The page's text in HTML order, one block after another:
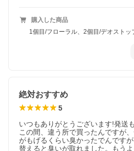
購入した商品
1個目/フローラル、2個目/デオストッ
絶対おすすめ
5
いつもありがとうございます!発送
この間、違う所で買ったんですが
がもげるくらい臭かったでんです
替えると臭いが取れました。もう